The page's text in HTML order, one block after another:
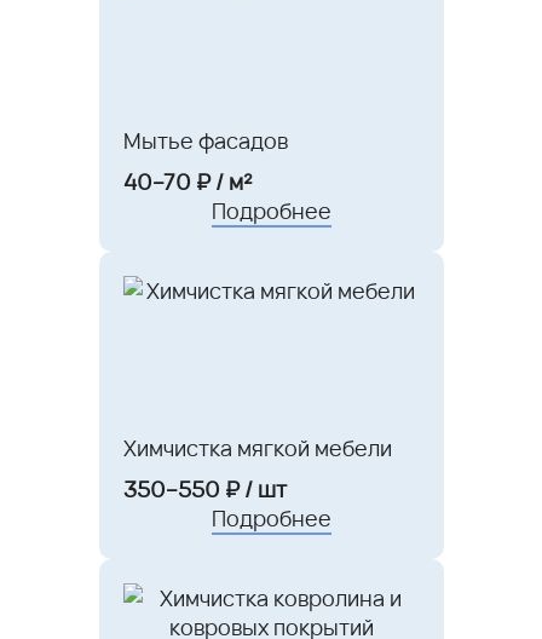
Мытье фасадов
40–70 ₽ / м²
Подробнее
Химчистка мягкой мебели
350–550 ₽ / шт
Подробнее